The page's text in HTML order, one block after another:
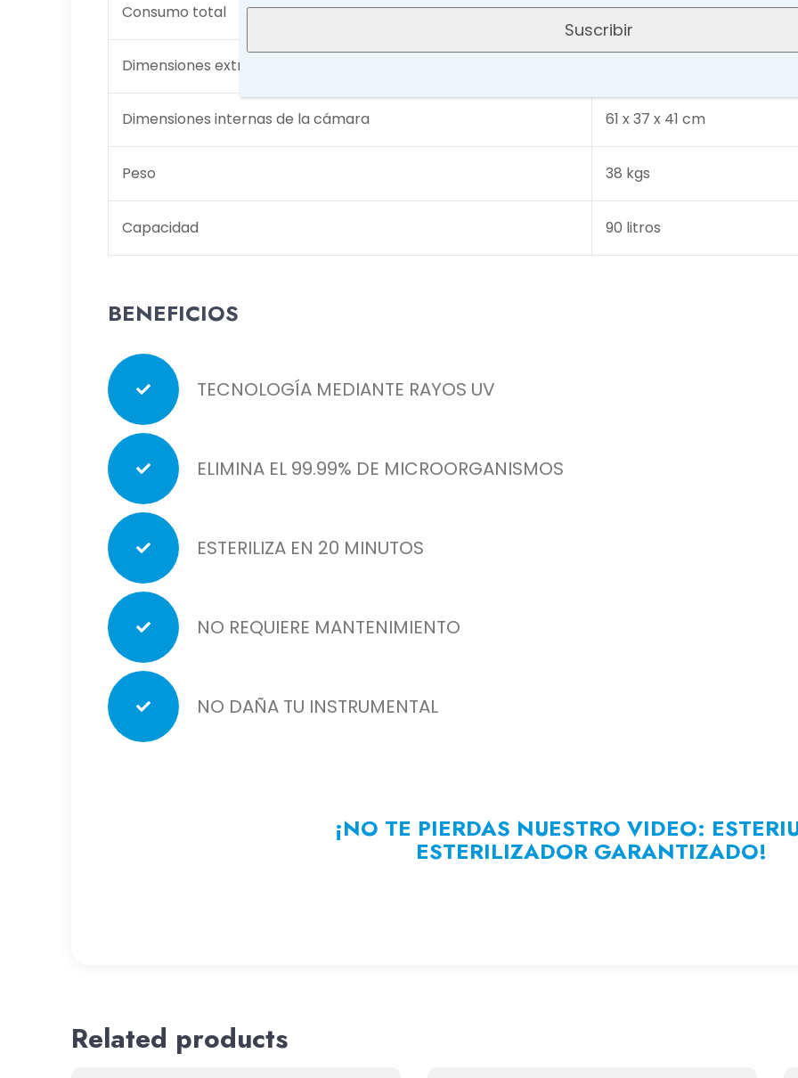
Consumo total 45 watts
Dimensiones extremas del equipo
Dimensiones internas de la cámara 61 x 37 x 41 cm
Peso 38 kgs
Capacidad 90 litros
BENEFICIOS
TECNOLOGÍA MEDIANTE RAYOS UV
ELIMINA EL 99.99% DE MICROORGANISMOS
ESTERILIZA EN 20 MINUTOS
NO REQUIERE MANTENIMIENTO
NO DAÑA TU INSTRUMENTAL
¡NO TE PIERDAS NUESTRO VIDEO:
ESTERILIZADOR GARANTIZADO!
Related products
Suscribir